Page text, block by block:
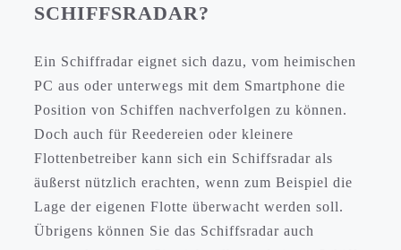
SCHIFFSRADAR?
Ein Schiffradar eignet sich dazu, vom heimischen
PC aus oder unterwegs mit dem Smartphone die
Position von Schiffen nachverfolgen zu können.
Doch auch für Reedereien oder kleinere
Flottenbetreiber kann sich ein Schiffsradar als
äußerst nützlich erachten, wenn zum Beispiel die
Lage der eigenen Flotte überwacht werden soll.
Übrigens können Sie das Schiffsradar auch